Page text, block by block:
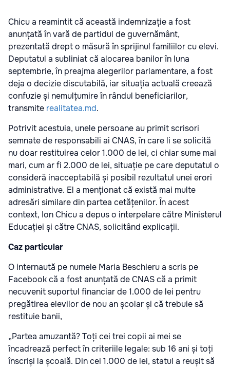
Chicu a reamintit că această indemnizație a fost
anunțată în vară de partidul de guvernământ,
prezentată drept o măsură în sprijinul familiilor cu elevi.
Deputatul a subliniat că alocarea banilor în luna
septembrie, în preajma alegerilor parlamentare, a fost
deja o decizie discutabilă, iar situația actuală creează
confuzie și nemulțumire în rândul beneficiarilor,
transmite realitatea.md.
Potrivit acestuia, unele persoane au primit scrisori
semnate de responsabili ai CNAS, în care li se solicită
nu doar restituirea celor 1.000 de lei, ci chiar sume mai
mari, cum ar fi 2.000 de lei, situație pe care deputatul o
consideră inacceptabilă și posibil rezultatul unei erori
administrative. El a menționat că există mai multe
adresări similare din partea cetățenilor. În acest
context, Ion Chicu a depus o interpelare către Ministerul
Educației și către CNAS, solicitând explicații.
Caz particular
O internaută pe numele Maria Beschieru a scris pe
Facebook că a fost anunțată de CNAS că a primit
necuvenit suportul financiar de 1.000 de lei pentru
pregătirea elevilor de nou an școlar și că trebuie să
restituie banii,
„Partea amuzantă? Toți cei trei copii ai mei se
încadrează perfect în criteriile legale: sub 16 ani și toți
înscriși la școală. Din cei 1.000 de lei, statul a reușit să